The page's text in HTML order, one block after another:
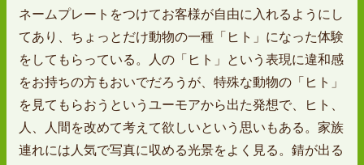
ネームプレートをつけてお客様が自由に入れるようにし
てあり、ちょっとだけ動物の一種「ヒト」になった体験
をしてもらっている。人の「ヒト」という表現に違和感
をお持ちの方もおいでだろうが、特殊な動物の「ヒト」
を見てもらおうというユーモアから出た発想で、ヒト、
人、人間を改めて考えて欲しいという思いもある。家族
連れには人気で写真に収める光景をよく見る。錆が出る